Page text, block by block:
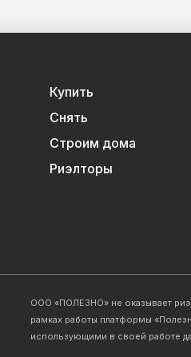
Купить
Снять
Строим дома
Риэлторы
ООО «ПОЛЕЗНО» не оказывает
рамках работы платформы
использующими в своей работе